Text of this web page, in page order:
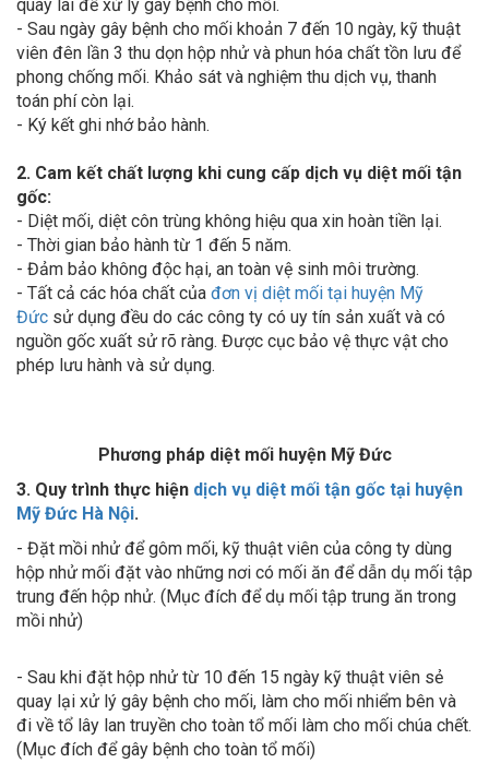
- Sau ngày gây bệnh cho mối khoản 7 đến 10 ngày, kỹ thuật
viên đên lần 3 thu dọn hộp nhử và phun hóa chất tồn lưu để
phong chống mối. Khảo sát và nghiệm thu dịch vụ, thanh
toán phí còn lại.
- Ký kết ghi nhớ bảo hành.
2. Cam kết chất lượng khi cung cấp dịch vụ diệt mối tận
gốc:
- Diệt mối, diệt côn trùng không hiệu qua xin hoàn tiền lại.
- Thời gian bảo hành từ 1 đến 5 năm.
- Đảm bảo không độc hại, an toàn vệ sinh môi trường.
- Tất cả các hóa chất củađơn vị diệt mối tại huyện Mỹ
Đức sử dụng đều do các công ty có uy tín sản xuất và có
nguồn gốc xuất sử rõ ràng. Được cục bảo vệ thực vật cho
phép lưu hành và sử dụng.
Phương pháp diệt mối huyện Mỹ Đức
3. Quy trình thực hiện
dịch vụ diệt mối tận gốc tại huyện
Mỹ Đức Hà Nội.
- Đặt mồi nhử để gôm mối, kỹ thuật viên của công ty dùng
hộp nhử mối đặt vào những nơi có mối ăn để dẫn dụ mối tập
trung đến hộp nhử. (Mục đích để dụ mối tập trung ăn trong
mồi nhử)
- Sau khi đặt hộp nhử từ 10 đến 15 ngày kỹ thuật viên sẻ
quay lại xử lý gây bệnh cho mối, làm cho mối nhiểm bên và
đi về tổ lây lan truyền cho toàn tổ mối làm cho mối chúa chết.
(Mục đích để gây bệnh cho toàn tổ mối)